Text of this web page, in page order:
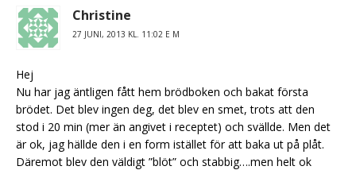
Christine
27 JUNI, 2013 KL. 11:02 E M
Hej
Nu har jag äntligen fått hem brödboken och bakat första
brödet. Det blev ingen deg, det blev en smet, trots att den
stod i 20 min (mer än angivet i receptet) och svällde. Men det
är ok, jag hällde den i en form istället för att baka ut på plåt.
Däremot blev den väldigt ”blöt” och stabbig….men helt ok